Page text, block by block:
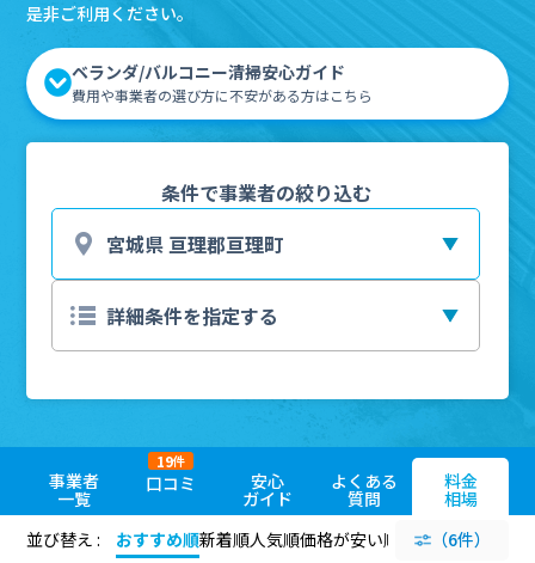
是非ご利用ください。
ベランダ/バルコニー清掃安心ガイド
費用や事業者の選び方に不安がある方はこちら
条件で事業者の絞り込む
事業者
一覧
口コミ
19件
安心
ガイド
よくある
質問
料金
相場
並び替え :
おすすめ順新着順人気順価格が安い順 評価が高い順
（6件）